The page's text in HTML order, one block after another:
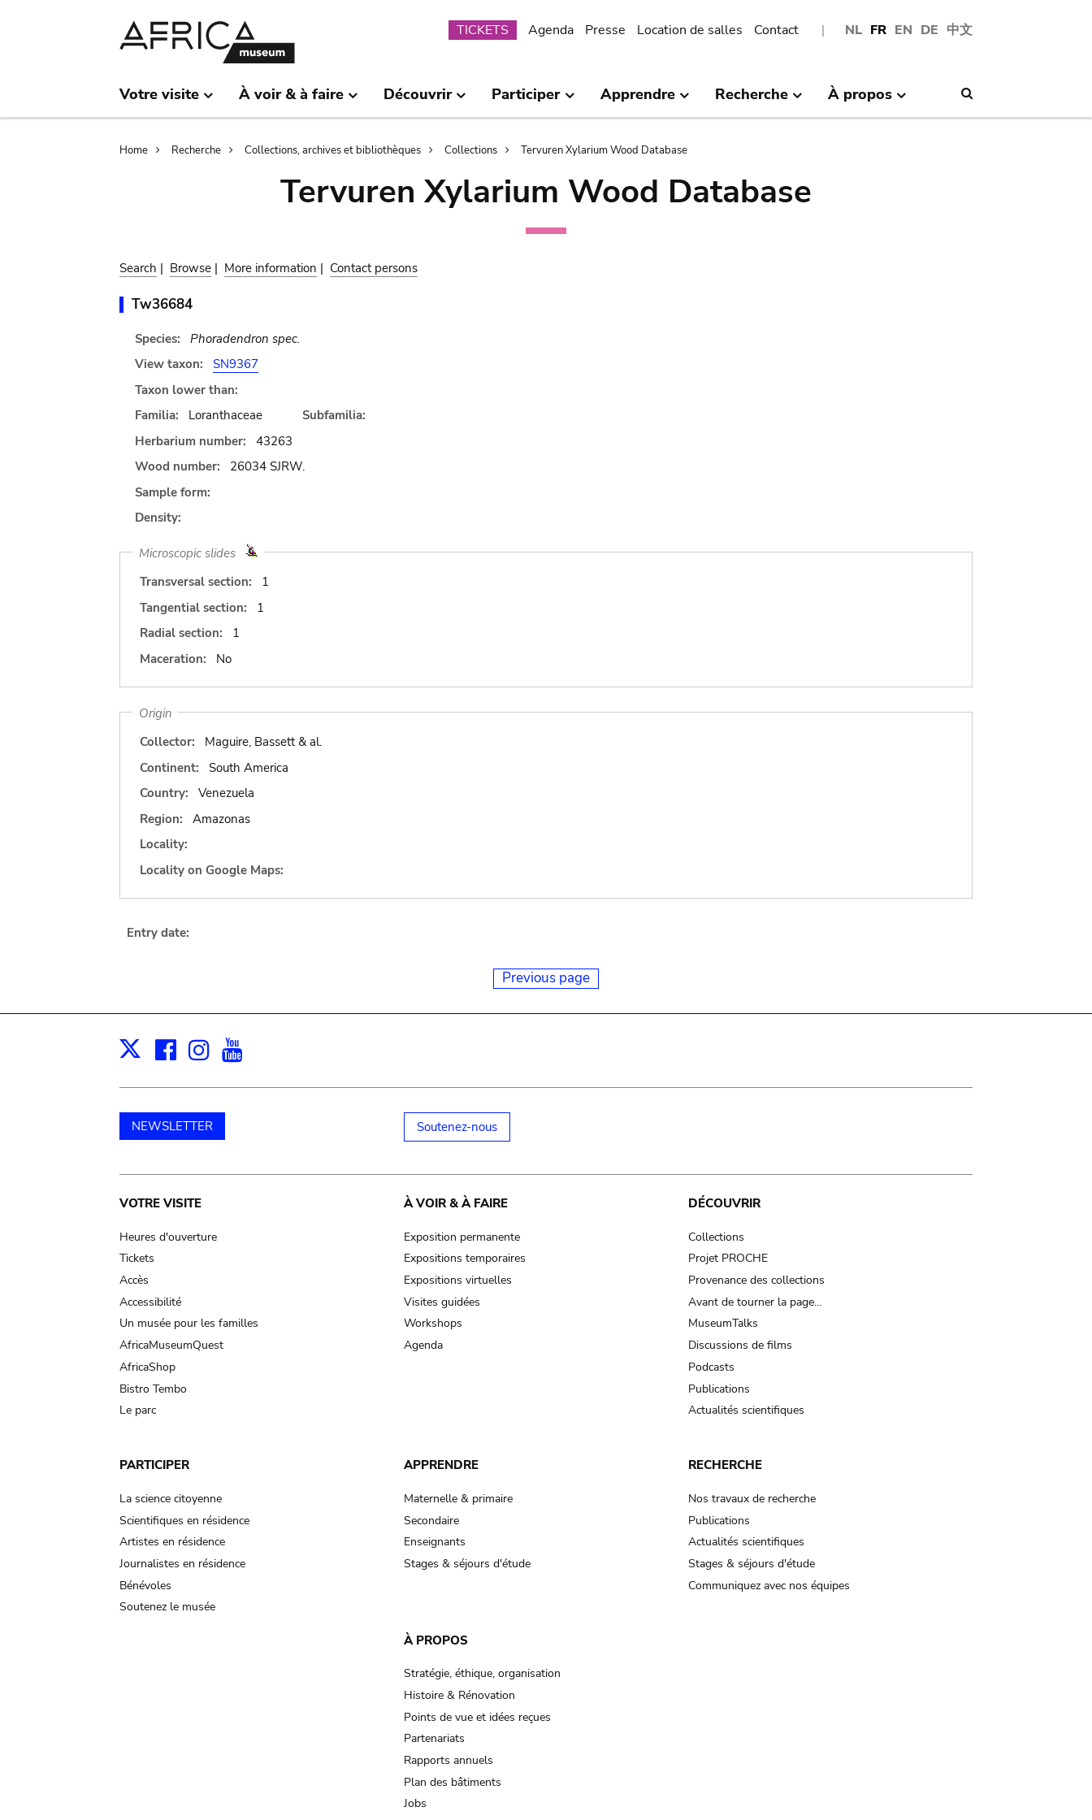
NL FR EN DE 中文
Submenu
TICKETS Agenda Presse Location de salles Contact
Votre visite À voir & à faire Découvrir Participer Apprendre Recherche À propos
Breadcrumb
Home Recherche Collections, archives et bibliothèques Collections Tervuren Xylarium Wood Database
Tervuren Xylarium Wood Database
Search | Browse | More information | Contact persons
Tw36684
Species:
Phoradendron spec.
View taxon:
SN9367
Taxon lower than:
Familia:
Loranthaceae
Subfamilia:
Herbarium number:
43263
Wood number:
26034 SJRW.
Sample form:
Density:
Microscopic slides
Transversal section:
1
Tangential section:
1
Radial section:
1
Maceration:
No
Origin
Collector:
Maguire, Bassett & al.
Continent:
South America
Country:
Venezuela
Region:
Amazonas
Locality:
Locality on Google Maps:
Entry date:
Previous page
X Facebook
Instagram
NEWSLETTER Soutenez-nous
Main
navigation
VOTRE VISITE
Heures d'ouverture
Tickets
Accès
Accessibilité
Un musée pour les familles
AfricaMuseumQuest
AfricaShop
Bistro Tembo
Le parc
À VOIR & À FAIRE
Exposition permanente
Expositions temporaires
Expositions virtuelles
Visites guidées
Workshops
Agenda
DÉCOUVRIR
Collections
Projet PROCHE
Provenance des collections
Avant de tourner la page…
MuseumTalks
Discussions de films
Podcasts
Publications
Actualités scientifiques
PARTICIPER
La science citoyenne
Scientifiques en résidence
Artistes en résidence
Journalistes en résidence
Bénévoles
Soutenez le musée
APPRENDRE
Maternelle & primaire
Secondaire
Enseignants
Stages & séjours d'étude
RECHERCHE
Nos travaux de recherche
Publications
Actualités scientifiques
Stages & séjours d'étude
Communiquez avec nos équipes
À PROPOS
Stratégie, éthique, organisation
Histoire & Rénovation
Points de vue et idées reçues
Partenariats
Rapports annuels
Plan des bâtiments
Jobs